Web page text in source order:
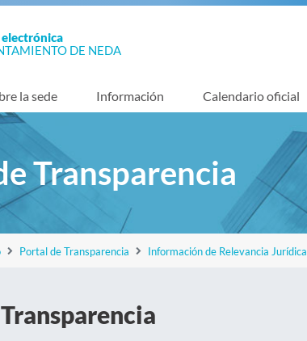
electrónica
DE NEDA
la sede Información Calendario oficial
Transparencia
Portal de Transparencia Información de Relevancia Jurídica